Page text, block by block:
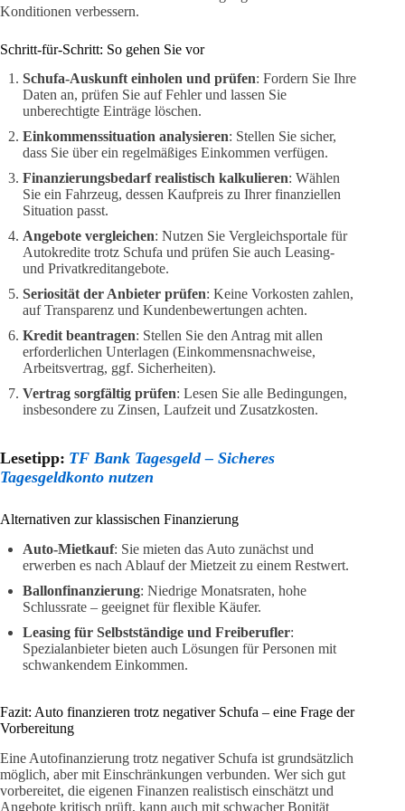
Konditionen verbessern.
Schritt-für-Schritt: So gehen Sie vor
Schufa-Auskunft einholen und prüfen: Fordern Sie Ihre
Daten an, prüfen Sie auf Fehler und lassen Sie
unberechtigte Einträge löschen.
Einkommenssituation analysieren: Stellen Sie sicher,
dass Sie über ein regelmäßiges Einkommen verfügen.
Finanzierungsbedarf realistisch kalkulieren: Wählen
Sie ein Fahrzeug, dessen Kaufpreis zu Ihrer finanziellen
Situation passt.
Angebote vergleichen: Nutzen Sie Vergleichsportale für
Autokredite trotz Schufa und prüfen Sie auch Leasing-
und Privatkreditangebote.
Seriosität der Anbieter prüfen: Keine Vorkosten zahlen,
auf Transparenz und Kundenbewertungen achten.
Kredit beantragen: Stellen Sie den Antrag mit allen
erforderlichen Unterlagen (Einkommensnachweise,
Arbeitsvertrag, ggf. Sicherheiten).
Vertrag sorgfältig prüfen: Lesen Sie alle Bedingungen,
insbesondere zu Zinsen, Laufzeit und Zusatzkosten.
Lesetipp: TF Bank Tagesgeld – Sicheres
Tagesgeldkonto nutzen
Alternativen zur klassischen Finanzierung
Auto-Mietkauf: Sie mieten das Auto zunächst und
erwerben es nach Ablauf der Mietzeit zu einem Restwert.
Ballonfinanzierung: Niedrige Monatsraten, hohe
Schlussrate – geeignet für flexible Käufer.
Leasing für Selbstständige und Freiberufler:
Spezialanbieter bieten auch Lösungen für Personen mit
schwankendem Einkommen.
Fazit: Auto finanzieren trotz negativer Schufa – eine Frage der
Vorbereitung
Eine Autofinanzierung trotz negativer Schufa ist grundsätzlich
möglich, aber mit Einschränkungen verbunden. Wer sich gut
vorbereitet, die eigenen Finanzen realistisch einschätzt und
Angebote kritisch prüft, kann auch mit schwacher Bonität